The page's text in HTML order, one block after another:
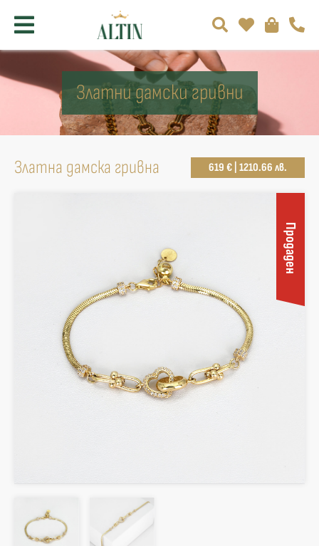
Златни дамски гривни
Златна дамска гривна 619 € | 1210.66 лв.
Продаден